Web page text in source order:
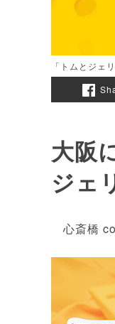
「トムとジェ
大阪
ジェ
心斎橋